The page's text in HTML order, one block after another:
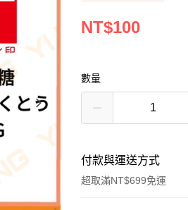
NT$100
數量
付款與運送方式
超取滿NT$699免運